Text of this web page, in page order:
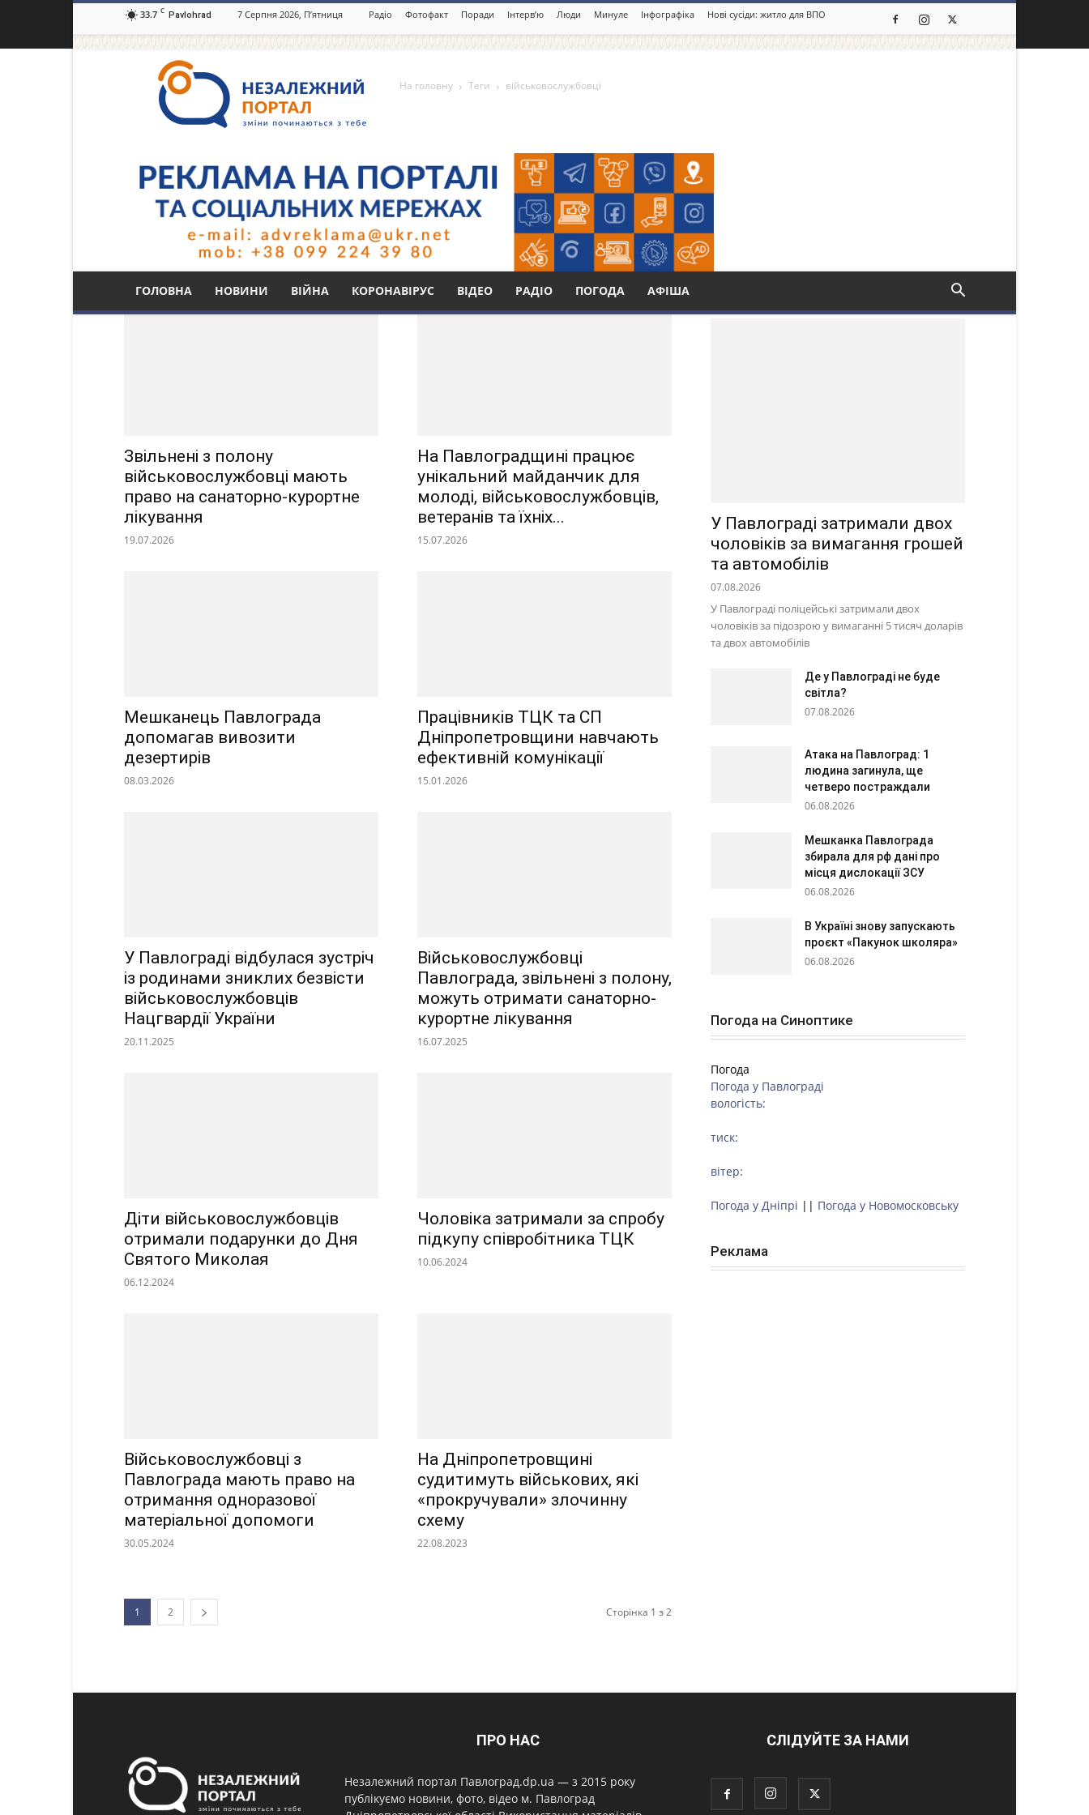
33.7 C Pavlohrad 7 Серпня 2026, П’ятниця Радіо Фотофакт Поради Інтерв’ю Люди Минуле Інфографіка Нові сусіди: житло для ВПО
портал
Павлоград.dp.ua
ГОЛОВНА НОВИНИ ВІЙНА КОРОНАВІРУС ВІДЕО РАДІО ПОГОДА АФІША
На головну Теги військовослужбовці
Тег: військовослужбовці
Звільнені з полону
військовослужбовці мають
право на санаторно-курортне
лікування
19.07.2026
На Павлоградщині працює
унікальний майданчик для
молоді, військовослужбовців,
ветеранів та їхніх...
15.07.2026
Мешканець Павлограда
допомагав вивозити
дезертирів
08.03.2026
Працівників ТЦК та СП
Дніпропетровщини навчають
ефективній комунікації
15.01.2026
У Павлограді відбулася зустріч
із родинами зниклих безвісти
військовослужбовців
Нацгвардії України
20.11.2025
Військовослужбовці
Павлограда, звільнені з полону,
можуть отримати санаторно-
курортне лікування
16.07.2025
Діти військовослужбовців
отримали подарунки до Дня
Святого Миколая
06.12.2024
Чоловіка затримали за спробу
підкупу співробітника ТЦК
10.06.2024
Військовослужбовці з
Павлограда мають право на
отримання одноразової
матеріальної допомоги
30.05.2024
На Дніпропетровщині
судитимуть військових, які
«прокручували» злочинну
схему
22.08.2023
1 2 Сторінка 1 з 2
У Павлограді затримали двох
чоловіків за вимагання грошей
та автомобілів
07.08.2026
У Павлограді поліцейські затримали двох
чоловіків за підозрою у вимаганні 5 тисяч доларів
та двох автомобілів
Де у Павлограді не буде
світла?
07.08.2026
Атака на Павлоград: 1
людина загинула, ще
четверо постраждали
06.08.2026
Мешканка Павлограда
збирала для рф дані про
місця дислокації ЗСУ
06.08.2026
В Україні знову запускають
проєкт «Пакунок школяра»
06.08.2026
Погода на Синоптике
Погода
Погода у Павлограді
вологість:
тиск:
вітер:
Погода у Дніпрі || Погода у Новомосковську
Реклама
ПРО НАС
Незалежний портал Павлоград.dp.ua — з 2015 року
публікуємо новини, фото, відео м. Павлоград
СЛІДУЙТЕ ЗА НАМИ